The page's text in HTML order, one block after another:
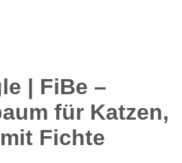
| FiBe –
für Katzen,
Fichte